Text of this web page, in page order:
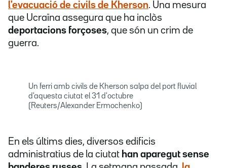
l'evacuació de civils de Kherson. Una mesura
que Ucraïna assegura que ha inclòs
deportacions forçoses, que són un crim de
guerra.
Un ferri amb civils de Kherson salpa del port fluvial
d'aquesta ciutat el 31 d'octubre
(Reuters/Alexander Ermochenko)
En els últims dies, diversos edificis
administratius de la ciutat han aparegut sense